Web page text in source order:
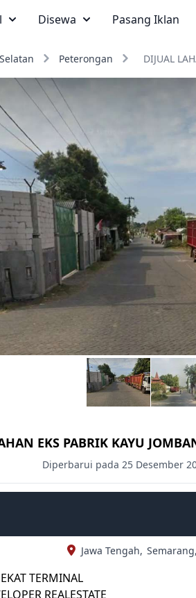
Disewa Pasang Iklan
Peterongan DIJUAL
EKS PABRIK KAYU
Diperbarui pada 25 Desember
Jawa Tengah, Semarang,
TERMINAL
REALESTATE